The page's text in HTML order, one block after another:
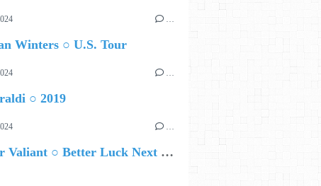
…
Winters ○ U.S. Tour
…
○ 2019
…
Brother Valiant ○ Better Luck Next Time